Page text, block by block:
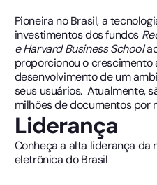
Pioneira no Brasil, a
investimentos dos fundos
e Harvard Business School
proporcionou o crescimento
desenvolvimento de um
seus usuários. Atualmente,
milhões de documentos por
Liderança
Conheça a alta liderança da
eletrônica do Brasil